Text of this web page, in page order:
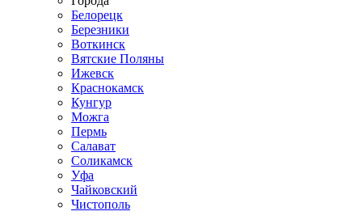
Белорецк
Березники
Воткинск
Вятские Поляны
Ижевск
Краснокамск
Кунгур
Можга
Пермь
Салават
Соликамск
Уфа
Чайковский
Чистополь